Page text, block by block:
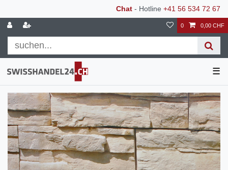
Chat - Hotline +41 56 534 72 67
0 0,00 CHF
☰